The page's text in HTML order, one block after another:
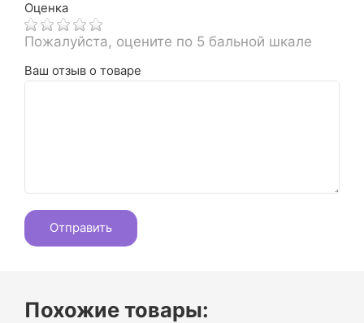
Оценка
Пожалуйста, оцените по 5 бальной шкале
Ваш отзыв о товаре
Похожие товары: